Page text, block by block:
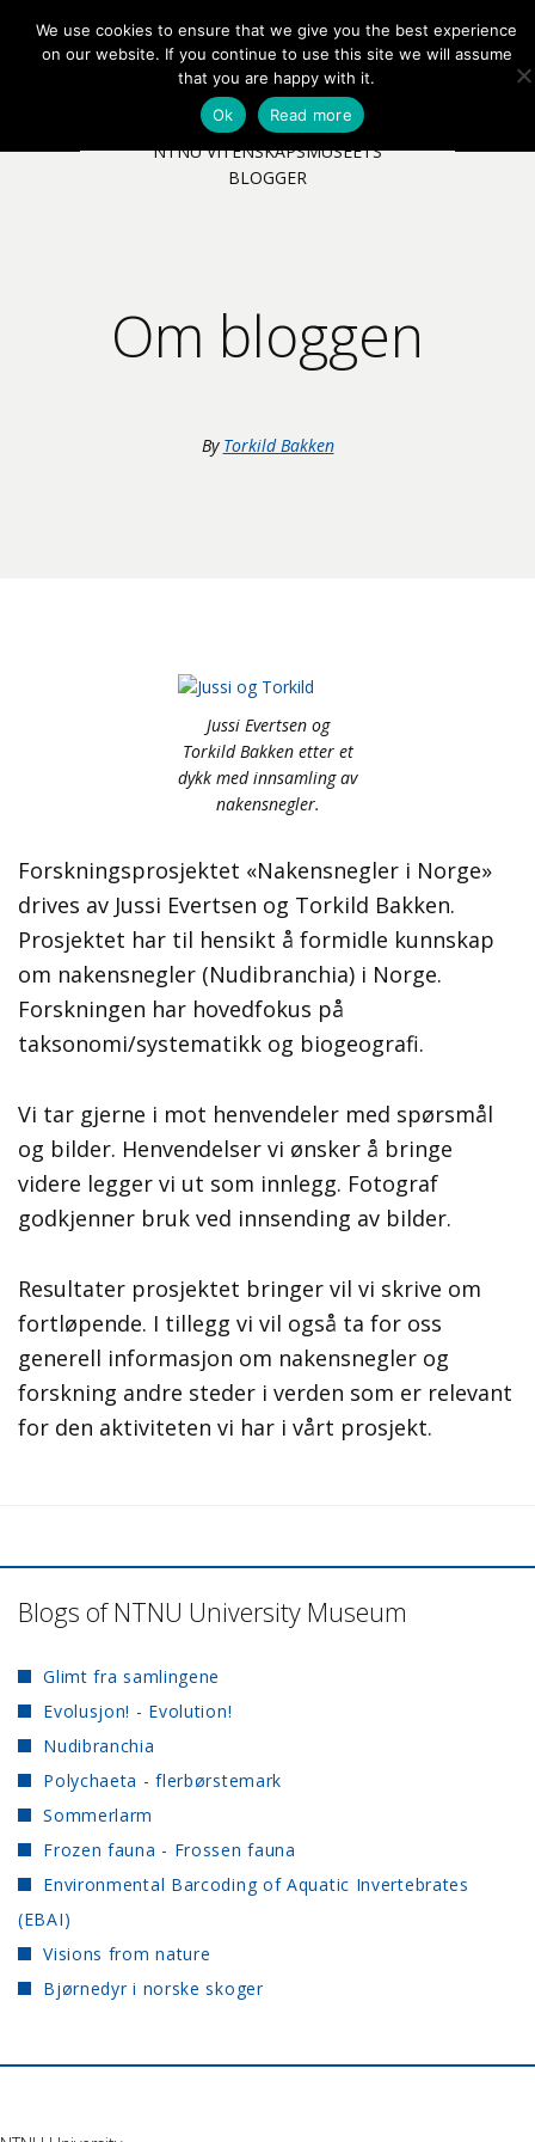
MENY EN NB
NTNU VITENSKAPSMUSEETS
BLOGGER
Om bloggen
By Torkild Bakken
Jussi Evertsen og
Torkild Bakken etter et
dykk med innsamling av
nakensnegler.
Forskningsprosjektet «Nakensnegler i Norge»
drives av Jussi Evertsen og Torkild Bakken.
Prosjektet har til hensikt å formidle kunnskap
om nakensnegler (Nudibranchia) i Norge.
Forskningen har hovedfokus på
taksonomi/systematikk og biogeografi.
Vi tar gjerne i mot henvendeler med spørsmål
og bilder. Henvendelser vi ønsker å bringe
videre legger vi ut som innlegg. Fotograf
godkjenner bruk ved innsending av bilder.
Resultater prosjektet bringer vil vi skrive om
fortløpende. I tillegg vi vil også ta for oss
generell informasjon om nakensnegler og
forskning andre steder i verden som er relevant
for den aktiviteten vi har i vårt prosjekt.
Blogs of NTNU University Museum
Glimt fra samlingene
Evolusjon! - Evolution!
Nudibranchia
Polychaeta - flerbørstemark
Sommerlarm
Frozen fauna - Frossen fauna
Environmental Barcoding of Aquatic Invertebrates
(EBAI)
Visions from nature
Bjørnedyr i norske skoger
We use cookies to ensure that we give you the best experience
on our website. If you continue to use this site we will assume
that you are happy with it.
Ok
Read more